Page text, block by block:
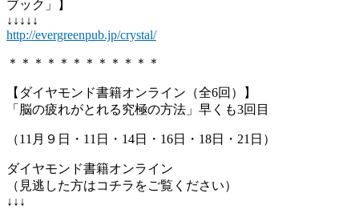
ブック」】
↓↓↓↓↓
http://evergreenpub.jp/crystal/
＊＊＊＊＊＊＊＊＊＊＊＊
【ダイヤモンド書籍オンライン（全6回）】
「脳の疲れがとれる究極の方法」早くも3回目
（11月９日・11日・14日・16日・18日・21日）
ダイヤモンド書籍オンライン
（見逃した方はコチラをご覧ください）
↓↓↓